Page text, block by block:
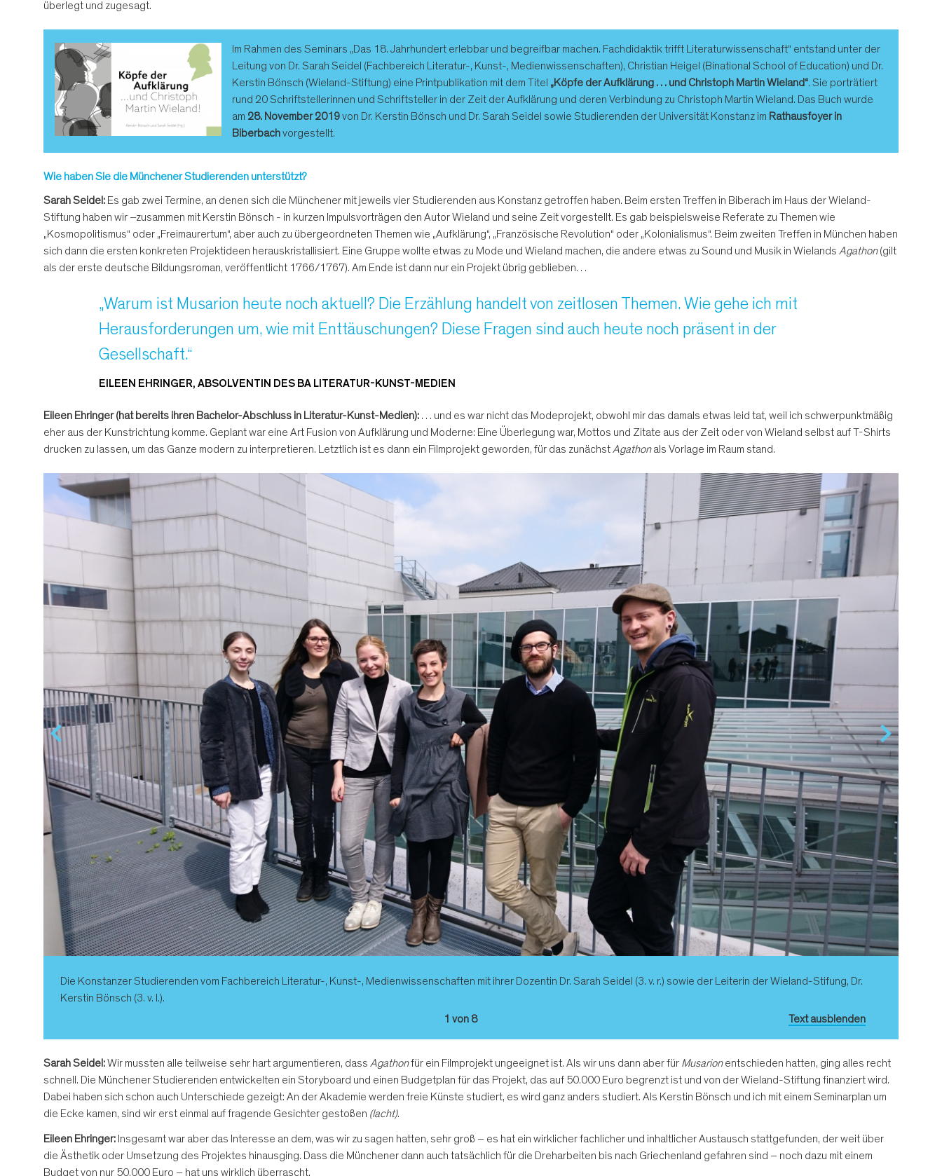
überlegt und zugesagt.
Im Rahmen des Seminars „Das 18. Jahrhundert erlebbar und begreifbar machen. Fachdidaktik trifft Literaturwissenschaft“ entstand unter der
Leitung von Dr. Sarah Seidel (Fachbereich Literatur-, Kunst-, Medienwissenschaften), Christian Heigel (Binational School of Education) und Dr.
Kerstin Bönsch (Wieland-Stiftung) eine Printpublikation mit dem Titel „Köpfe der Aufklärung … und Christoph Martin Wieland“. Sie porträtiert
rund 20 Schriftstellerinnen und Schriftsteller in der Zeit der Aufklärung und deren Verbindung zu Christoph Martin Wieland. Das Buch wurde
am 28. November 2019von Dr. Kerstin Bönsch und Dr. Sarah Seidel sowie Studierenden der Universität Konstanz im Rathausfoyer in
Biberbachvorgestellt.
Wie haben Sie die Münchener Studierenden unterstützt?
Sarah Seidel: Es gab zwei Termine, an denen sich die Münchener mit jeweils vier Studierenden aus Konstanz getroffen haben. Beim ersten Treffen in Biberach im Haus der Wieland-
Stiftung haben wir –zusammen mit Kerstin Bönsch - in kurzen Impulsvorträgen den Autor Wieland und seine Zeit vorgestellt. Es gab beispielsweise Referate zu Themen wie
„Kosmopolitismus“ oder „Freimaurertum“, aber auch zu übergeordneten Themen wie „Aufklärung“, „Französische Revolution“ oder „Kolonialismus“. Beim zweiten Treffen in München haben
sich dann die ersten konkreten Projektideen herauskristallisiert. Eine Gruppe wollte etwas zu Mode und Wieland machen, die andere etwas zu Sound und Musik in Wielands Agathon(gilt
als der erste deutsche Bildungsroman, veröffentlicht 1766/1767). Am Ende ist dann nur ein Projekt übrig geblieben…
„Warum ist Musarion heute noch aktuell? Die Erzählung handelt von zeitlosen Themen. Wie gehe ich mit
Herausforderungen um, wie mit Enttäuschungen? Diese Fragen sind auch heute noch präsent in der
Gesellschaft.“
EILEEN EHRINGER, ABSOLVENTIN DES BA LITERATUR-KUNST-MEDIEN
Eileen Ehringer (hat bereits ihren Bachelor-Abschluss in Literatur-Kunst-Medien): … und es war nicht das Modeprojekt, obwohl mir das damals etwas leid tat, weil ich schwerpunktmäßig
eher aus der Kunstrichtung komme. Geplant war eine Art Fusion von Aufklärung und Moderne: Eine Überlegung war, Mottos und Zitate aus der Zeit oder von Wieland selbst auf T-Shirts
drucken zu lassen, um das Ganze modern zu interpretieren. Letztlich ist es dann ein Filmprojekt geworden, für das zunächst Agathonals Vorlage im Raum stand.
Die Konstanzer Studierenden vom Fachbereich Literatur-, Kunst-, Medienwissenschaften mit ihrer Dozentin Dr. Sarah Seidel (3. v. r.) sowie der Leiterin der Wieland-Stifung, Dr.
Kerstin Bönsch (3. v. l.).
1 von 8
Text ausblenden
Sarah Seidel:Wir mussten alle teilweise sehr hart argumentieren, dass Agathonfür ein Filmprojekt ungeeignet ist. Als wir uns dann aber für Musarionentschieden hatten, ging alles recht
schnell. Die Münchener Studierenden entwickelten ein Storyboard und einen Budgetplan für das Projekt, das auf 50.000 Euro begrenzt ist und von der Wieland-Stiftung finanziert wird.
Dabei haben sich schon auch Unterschiede gezeigt: An der Akademie werden freie Künste studiert, es wird ganz anders studiert. Als Kerstin Bönsch und ich mit einem Seminarplan um
die Ecke kamen, sind wir erst einmal auf fragende Gesichter gestoßen (lacht).
Eileen Ehringer: Insgesamt war aber das Interesse an dem, was wir zu sagen hatten, sehr groß – es hat ein wirklicher fachlicher und inhaltlicher Austausch stattgefunden, der weit über
die Ästhetik oder Umsetzung des Projektes hinausging. Dass die Münchener dann auch tatsächlich für die Dreharbeiten bis nach Griechenland gefahren sind – noch dazu mit einem
Budget von nur 50.000 Euro – hat uns wirklich überrascht.